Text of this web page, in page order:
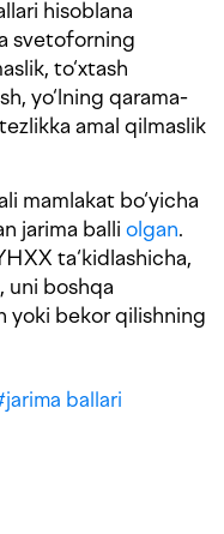
hisoblana
svetoforning
to‘xtash
yo‘lning qarama-
amal qilmaslik
mamlakat bo‘yicha
jarima balli olgan.
ta‘kidlashicha,
uni boshqa
yoki bekor qilishning
jarima ballari